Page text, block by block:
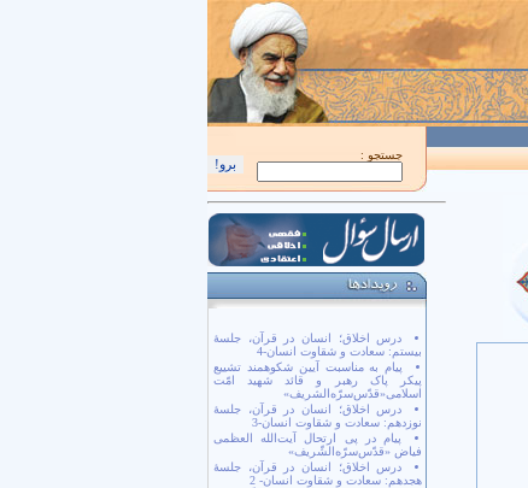
جستجو :
درس اخلاق؛ انسان در قرآن، جلسۀ
بیستم: سعادت و شقاوت انسان-4
پیام به مناسبت آیین شکوهمند تشییع
پیکر پاک رهبر و قائد شهید امّت
اسلامی«قدّس‌سرّه‌الشریف»
درس اخلاق؛ انسان در قرآن، جلسۀ
نوزدهم: سعادت و شقاوت انسان-3
پیام در پی ارتحال آیت‌الله العظمی
فیاض «قدّس‌سرّه‌الشّریف»
درس اخلاق؛ انسان در قرآن، جلسۀ
هجدهم: سعادت و شقاوت انسان- 2